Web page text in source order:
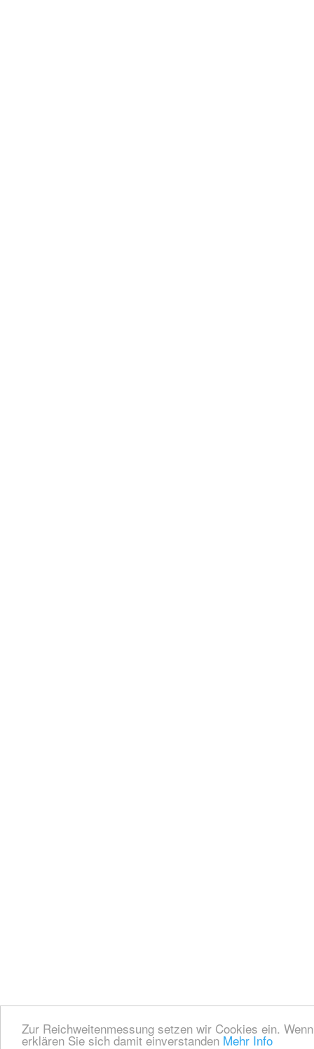
Zur Reichweitenmessung setzen wir Cookies ein.
erklären Sie sich damit einverstanden Mehr Info